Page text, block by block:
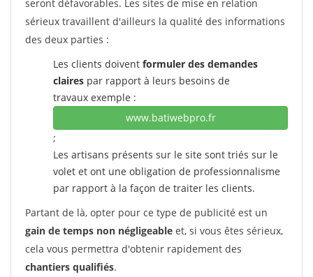
seront défavorables. Les sites de mise en relation
sérieux travaillent d'ailleurs la qualité des informations
des deux parties :
Les clients doivent formuler des demandes
claires par rapport à leurs besoins de
travaux exemple :
www.batiwebpro.fr
;
Les artisans présents sur le site sont triés sur le
volet et ont une obligation de professionnalisme
par rapport à la façon de traiter les clients.
Partant de là, opter pour ce type de publicité est un
gain de temps non négligeable et, si vous êtes sérieux,
cela vous permettra d'obtenir rapidement des
chantiers qualifiés.